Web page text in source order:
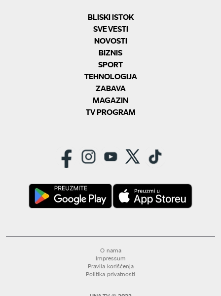
BLISKI ISTOK
SVE VESTI
NOVOSTI
BIZNIS
SPORT
TEHNOLOGIJA
ZABAVA
MAGAZIN
TV PROGRAM
O nama
Impressum
Pravila korišćenja
Politika privatnosti